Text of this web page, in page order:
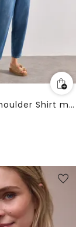
Dropped Shoulder Shirt mit Elastiksaum